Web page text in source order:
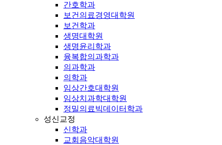
간호학과
보건의료경영대학원
보건학과
생명대학원
생명윤리학과
융복합의과학과
의과학과
의학과
임상간호대학원
임상치과학대학원
정밀의료빅데이터학과
성신교정
신학과
교회음악대학원